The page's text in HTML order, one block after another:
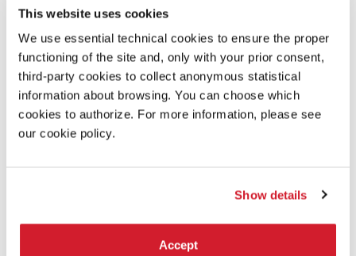
This website uses cookies
We use essential technical cookies to ensure the proper
functioning of the site and, only with your prior consent,
third-party cookies to collect anonymous statistical
information about browsing. You can choose which
cookies to authorize. For more information, please see
our cookie policy.
Show details
Accept